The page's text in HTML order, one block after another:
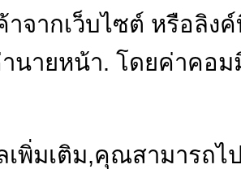
าจากเว็บไซต์ หรือลิ
นายหน้า. โดยค่าคอ
เพิ่มเติม,คุณสามารถ